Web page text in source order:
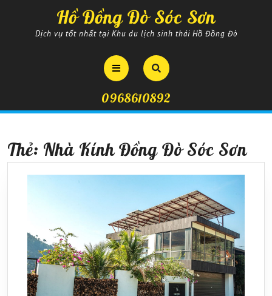
Hồ Đồng Đò Sóc Sơn
Dịch vụ tốt nhất tại Khu du lịch sinh thái Hồ Đồng Đò
Open
Button
0968610892
Thẻ: Nhà Kính Đồng Đò Sóc Sơn